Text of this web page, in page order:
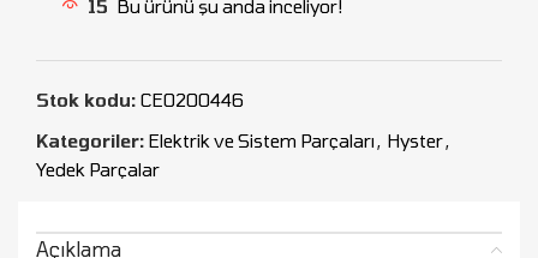
15 Bu ürünü şu anda inceliyor!
Stok kodu: CEO200446
Kategoriler: Elektrik ve Sistem Parçaları, Hyster,
Yedek Parçalar
Açıklama